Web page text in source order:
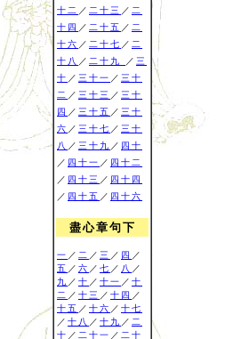
十二 ／ 二十三 ／ 二
十四 ／ 二十五 ／ 二
十六 ／ 二十七 ／ 二
十八 ／ 二十九 ／ 三
十 ／ 三十一 ／ 三十
二 ／ 三十三 ／ 三十
四 ／ 三十五 ／ 三十
六 ／ 三十七 ／ 三十
八 ／ 三十九 ／ 四十
／ 四十一 ／ 四十二
／ 四十三 ／ 四十四
／ 四十五 ／ 四十六
盡心章句下
一 ／ 二 ／ 三 ／ 四 ／
五 ／ 六 ／ 七 ／ 八 ／
九 ／ 十 ／ 十一 ／ 十
二 ／ 十三 ／ 十四 ／
十五 ／ 十六 ／ 十七
／ 十八 ／ 十九 ／ 二
十 ／ 二十一 ／ 二十